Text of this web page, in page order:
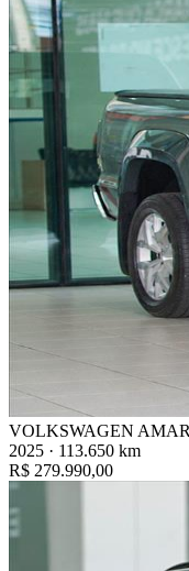
VOLKSWAGEN
2025 · 113.650 km
R$ 279.990,00